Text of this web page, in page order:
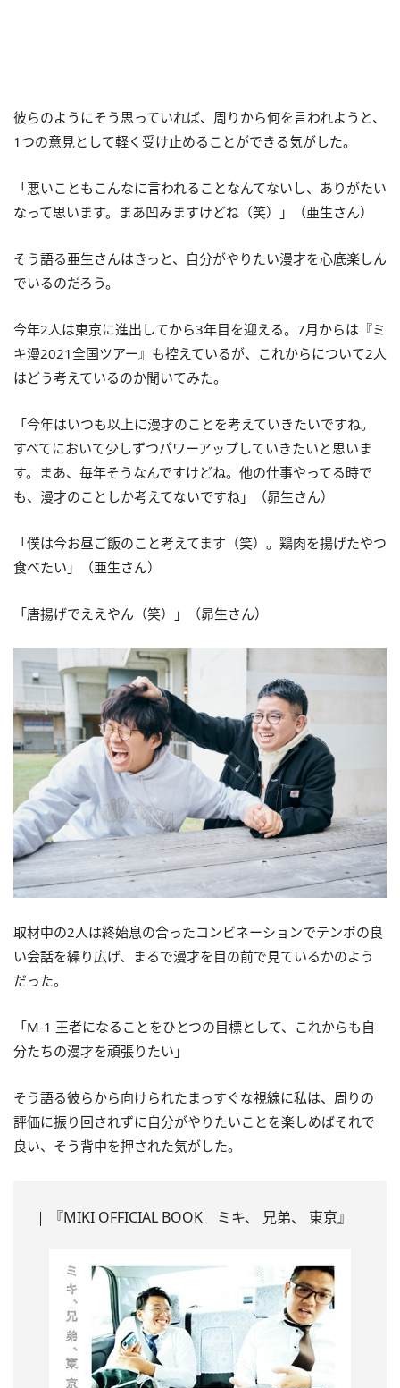
彼らのようにそう思っていれば、周りから何を言われようと、
1つの意見として軽く受け止めることができる気がした。
「悪いこともこんなに言われることなんてないし、ありがたい
なって思います。まあ凹みますけどね（笑）」（亜生さん）
そう語る亜生さんはきっと、自分がやりたい漫才を心底楽しん
でいるのだろう。
今年2人は東京に進出してから3年目を迎える。7月からは『ミ
キ漫2021全国ツアー』も控えているが、これからについて2人
はどう考えているのか聞いてみた。
「今年はいつも以上に漫才のことを考えていきたいですね。
すべてにおいて少しずつパワーアップしていきたいと思いま
す。まあ、毎年そうなんですけどね。他の仕事やってる時で
も、漫才のことしか考えてないですね」（昴生さん）
「僕は今お昼ご飯のこと考えてます（笑）。鶏肉を揚げたやつ
食べたい」（亜生さん）
「唐揚げでええやん（笑）」（昴生さん）
取材中の2人は終始息の合ったコンビネーションでテンポの良
い会話を繰り広げ、まるで漫才を目の前で見ているかのよう
だった。
「M-1 王者になることをひとつの目標として、これからも自
分たちの漫才を頑張りたい」
そう語る彼らから向けられたまっすぐな視線に私は、周りの
評価に振り回されずに自分がやりたいことを楽しめばそれで
良い、そう背中を押された気がした。
『MIKI OFFICIAL BOOK ミキ、 兄弟、 東京』